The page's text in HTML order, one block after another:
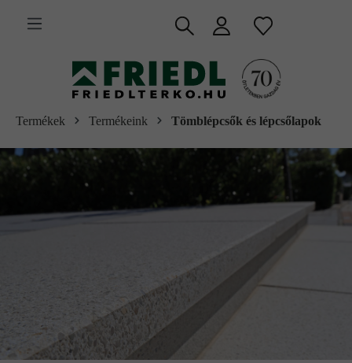
tartalomra
Termékek Termékeink Tömblépcsők és lépcsőlapok